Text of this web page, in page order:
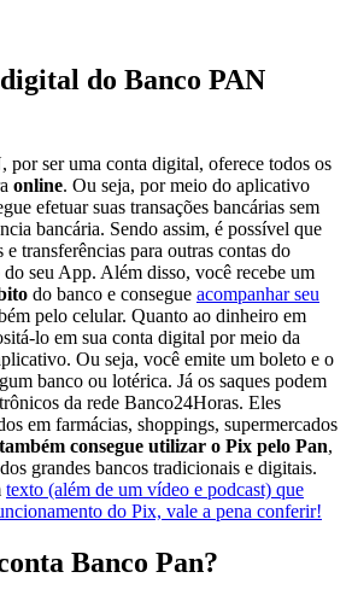
do Banco PAN
por ser uma conta digital, oferece todos os
online. Ou seja, por meio do aplicativo
efetuar suas transações bancárias sem
bancária. Sendo assim, é possível que
transferências para outras contas do
seu App. Além disso, você recebe um
do banco e consegue acompanhar seu
pelo celular. Quanto ao dinheiro em
lo em sua conta digital por meio da
Ou seja, você emite um boleto e o
banco ou lotérica. Já os saques podem
da rede Banco24Horas. Eles
em farmácias, shoppings, supermercados
consegue utilizar o Pix pelo Pan,
grandes bancos tradicionais e digitais.
texto (além de um vídeo e podcast) que
do Pix, vale a pena conferir!
Banco Pan?